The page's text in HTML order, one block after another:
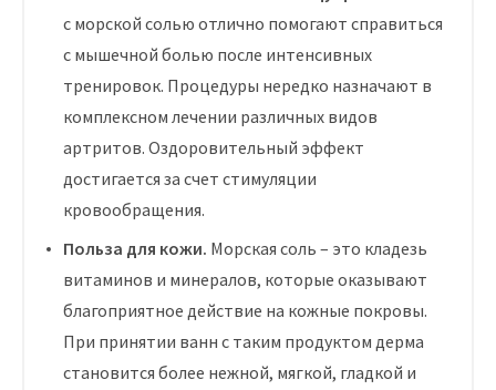
с морской солью отлично помогают справиться
с мышечной болью после интенсивных
тренировок. Процедуры нередко назначают в
комплексном лечении различных видов
артритов. Оздоровительный эффект
достигается за счет стимуляции
кровообращения.
Польза для кожи. Морская соль – это кладезь
витаминов и минералов, которые оказывают
благоприятное действие на кожные покровы.
При принятии ванн с таким продуктом дерма
становится более нежной, мягкой, гладкой и